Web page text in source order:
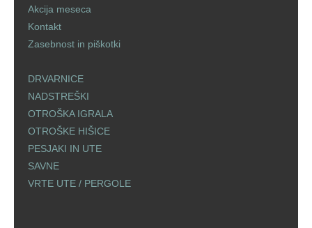
Akcija meseca
Kontakt
Zasebnost in piškotki
DRVARNICE
NADSTREŠKI
OTROŠKA IGRALA
OTROŠKE HIŠICE
PESJAKI IN UTE
SAVNE
VRTE UTE / PERGOLE